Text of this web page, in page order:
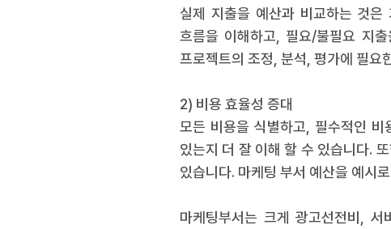
실제 지출을 예산과 비교하는 것은
흐름을 이해하고, 필요/불필요 지
프로젝트의 조정, 분석, 평가에 필요
2) 비용 효율성 증대
모든 비용을 식별하고, 필수적인
있는지 더 잘 이해 할 수 있습니다.
있습니다. 마케팅 부서 예산을 예시
마케팅부서는 크게 광고선전비,